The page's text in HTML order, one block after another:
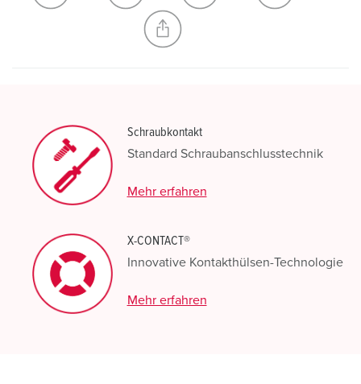
Schraubkontakt
Standard Schraubanschlusstechnik
Mehr erfahren
X-CONTACT®
Innovative Kontakthülsen-Technologie
Mehr erfahren